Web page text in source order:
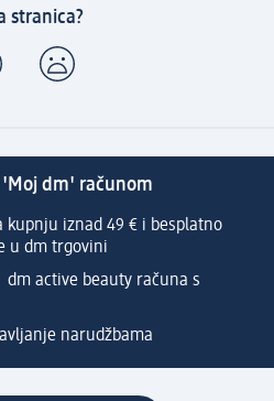
stranica?
'Moj dm' računom
kupnju iznad 49 € i besplatno
u dm trgovini
active beauty računa s
narudžbama